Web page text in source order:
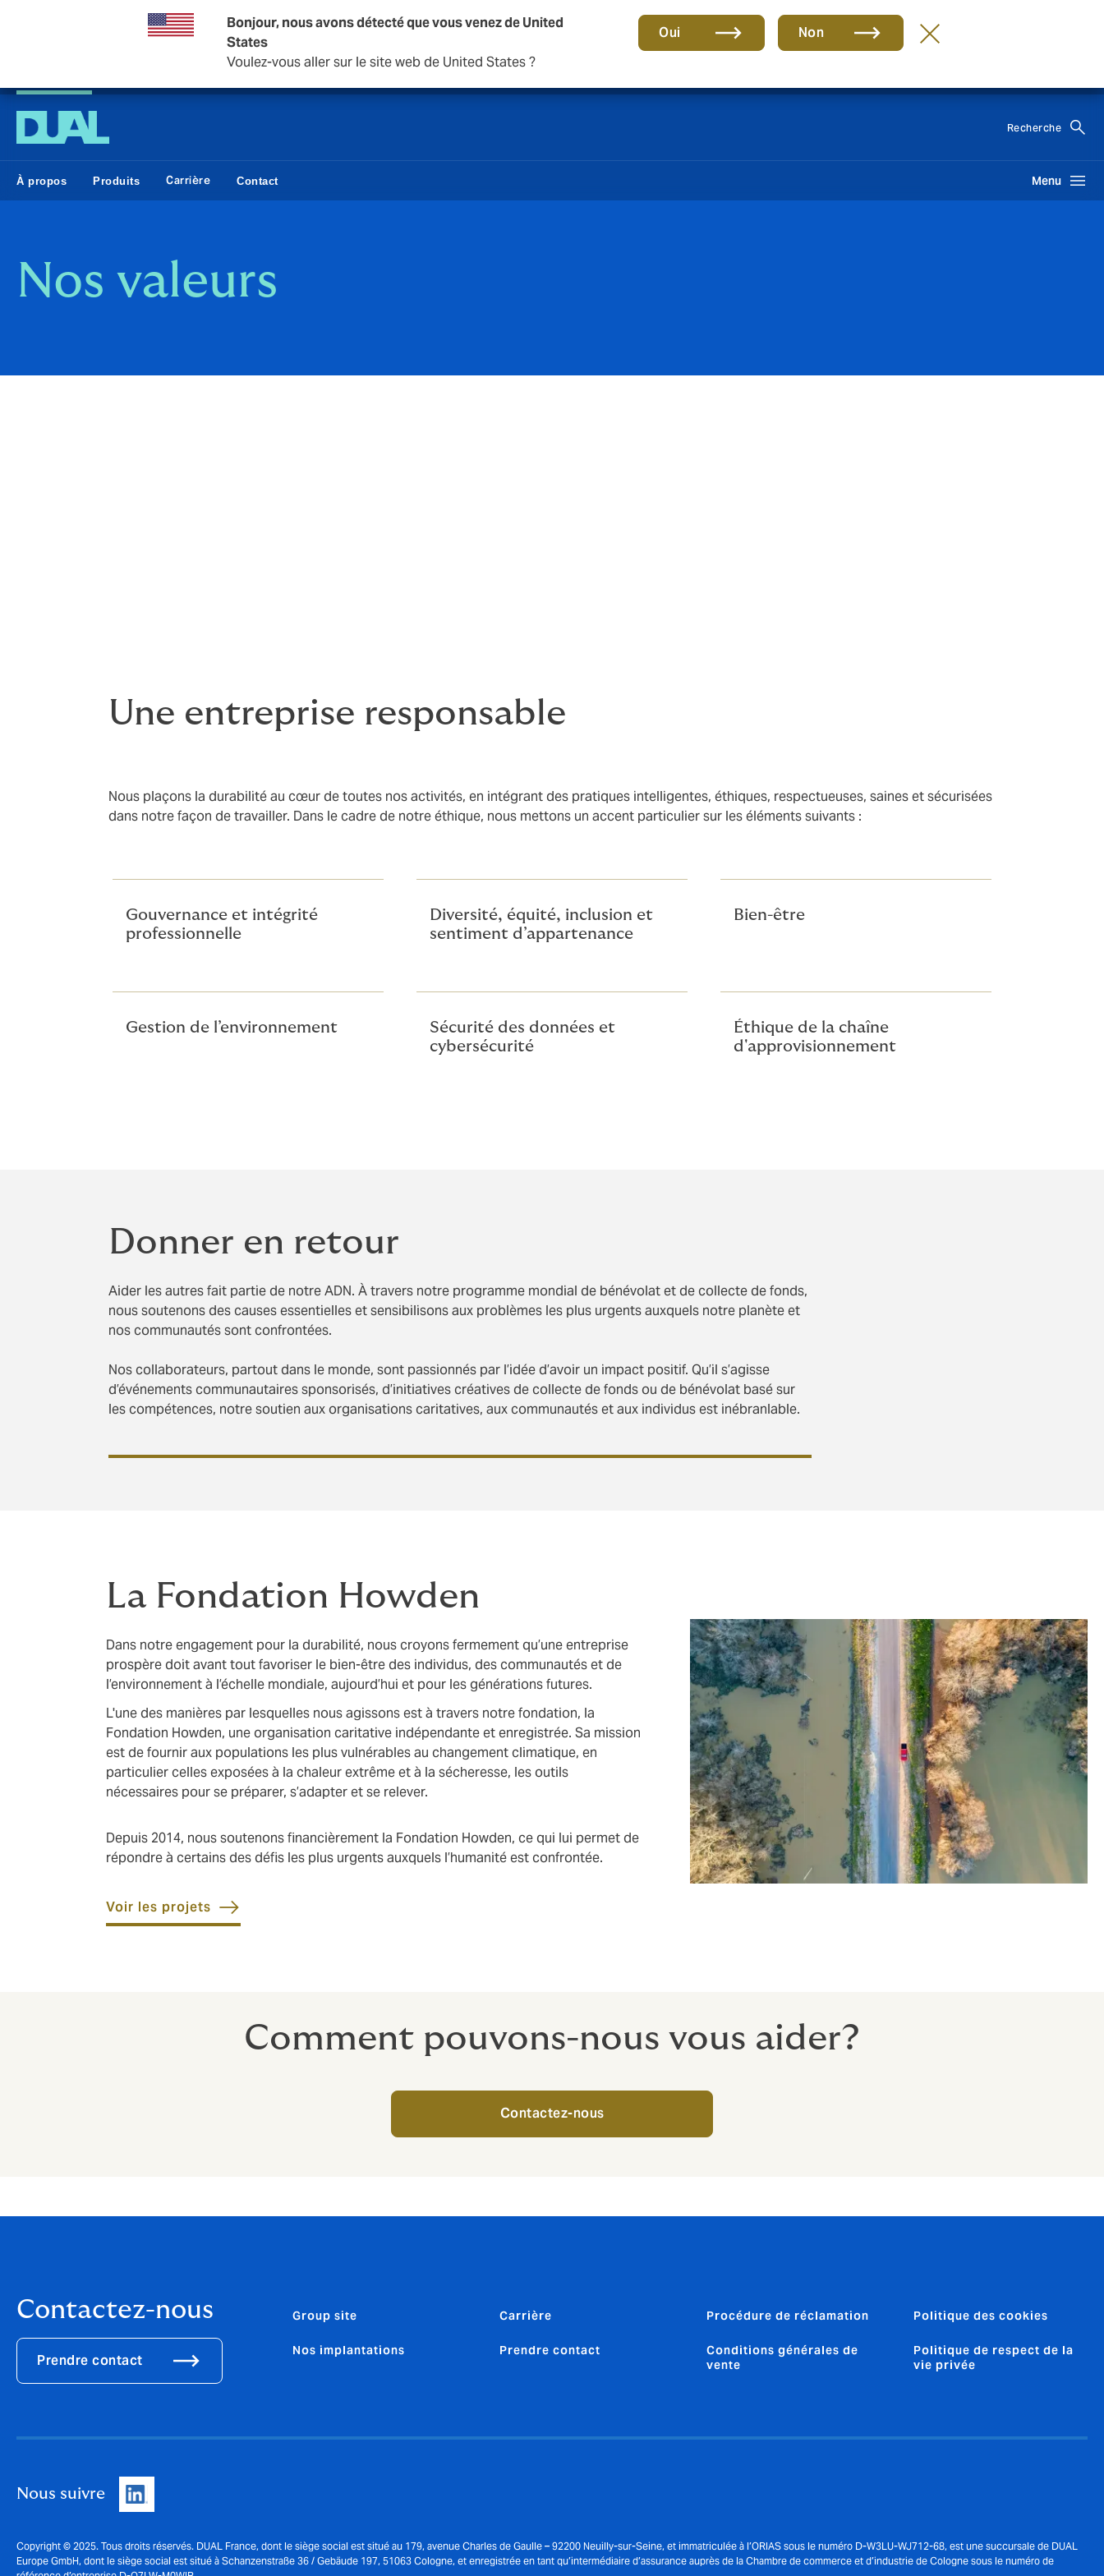
Bonjour, nous avons détecté que vous venez de United
States
Voulez-vous aller sur le site web de United States ?
Oui Non
Une nouvelle marque pour une nouvelle ère. En savoir plus
Recherche
À propos Produits Carrière Contact Menu
Nos valeurs
Une entreprise responsable
Nous plaçons la durabilité au cœur de toutes nos activités, en intégrant des pratiques intelligentes, éthiques, respectueuses, saines et sécurisées
dans notre façon de travailler. Dans le cadre de notre éthique, nous mettons un accent particulier sur les éléments suivants :
Gouvernance et intégrité
professionnelle
Diversité, équité, inclusion et
sentiment d’appartenance
Bien-être
Gestion de l’environnement
Sécurité des données et
cybersécurité
Éthique de la chaîne
d'approvisionnement
Donner en retour
Aider les autres fait partie de notre ADN. À travers notre programme mondial de bénévolat et de collecte de fonds,
nous soutenons des causes essentielles et sensibilisons aux problèmes les plus urgents auxquels notre planète et
nos communautés sont confrontées.
Nos collaborateurs, partout dans le monde, sont passionnés par l’idée d’avoir un impact positif. Qu’il s’agisse
d’événements communautaires sponsorisés, d’initiatives créatives de collecte de fonds ou de bénévolat basé sur
les compétences, notre soutien aux organisations caritatives, aux communautés et aux individus est inébranlable.
La Fondation Howden
Dans notre engagement pour la durabilité, nous croyons fermement qu’une entreprise
prospère doit avant tout favoriser le bien-être des individus, des communautés et de
l’environnement à l’échelle mondiale, aujourd’hui et pour les générations futures.
L'une des manières par lesquelles nous agissons est à travers notre fondation, la
Fondation Howden, une organisation caritative indépendante et enregistrée. Sa mission
est de fournir aux populations les plus vulnérables au changement climatique, en
particulier celles exposées à la chaleur extrême et à la sécheresse, les outils
nécessaires pour se préparer, s’adapter et se relever.
Depuis 2014, nous soutenons financièrement la Fondation Howden, ce qui lui permet de
répondre à certains des défis les plus urgents auxquels l’humanité est confrontée.
Voir les projets
Comment pouvons-nous vous aider?
Contactez-nous
Contactez-nous
Prendre contact
Group site
Nos implantations
Carrière
Prendre contact
Procédure de réclamation
Conditions générales de
vente
Politique des cookies
Politique de respect de la
vie privée
Nous suivre
Copyright © 2025. Tous droits réservés. DUAL France, dont le siège social est situé au 179, avenue Charles de Gaulle – 92200 Neuilly-sur-Seine, et immatriculée à l’ORIAS sous le numéro D-W3LU-WJ712-68, est une succursale de DUAL
Europe GmbH, dont le siège social est situé à Schanzenstraße 36 / Gebäude 197, 51063 Cologne, et enregistrée en tant qu’intermédiaire d’assurance auprès de la Chambre de commerce et d’industrie de Cologne sous le numéro de